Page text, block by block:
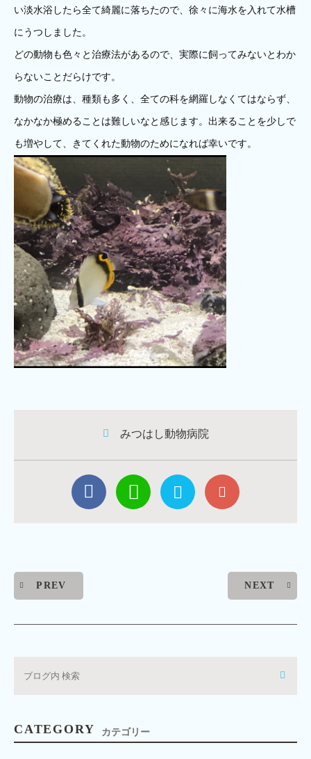
い淡水浴したら全て綺麗に落ちたので、徐々に海水を入れて水槽
にうつしました。
どの動物も色々と治療法があるので、実際に飼ってみないとわか
らないことだらけです。
動物の治療は、種類も多く、全ての科を網羅しなくてはならず、
なかなか極めることは難しいなと感じます。出来ることを少しで
も増やして、きてくれた動物のためになれば幸いです。
みつはし動物病院
PREV NEXT
CATEGORY カテゴリー